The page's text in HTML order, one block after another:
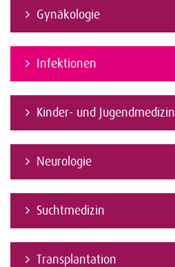
Gynäkologie
Infektionen
Kinder- und Jugendmedizin
Neurologie
Suchtmedizin
Transplantation